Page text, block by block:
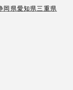
岡県愛知県三重県